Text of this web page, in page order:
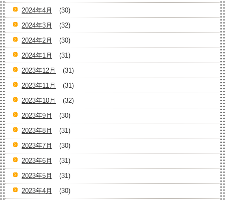
2024年4月
(30)
2024年3月
(32)
2024年2月
(30)
2024年1月
(31)
2023年12月
(31)
2023年11月
(31)
2023年10月
(32)
2023年9月
(30)
2023年8月
(31)
2023年7月
(30)
2023年6月
(31)
2023年5月
(31)
2023年4月
(30)